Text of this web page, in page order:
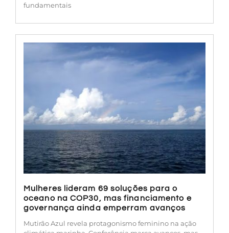
fundamentais
Mulheres lideram 69 soluções para o
oceano na COP30, mas financiamento e
governança ainda emperram avanços
Mutirão Azul revela protagonismo feminino na ação